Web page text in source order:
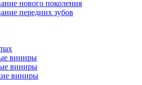
нового поколения
передних зубов
виниры
виниры
виниры